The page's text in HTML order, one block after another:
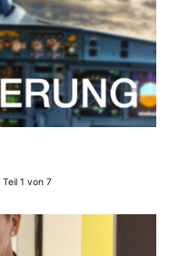
1 von 7